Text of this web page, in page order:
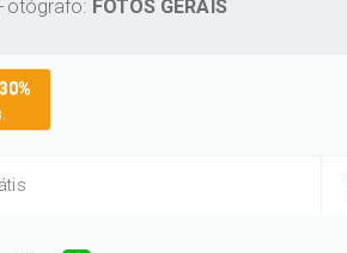
FOTOS GERAIS